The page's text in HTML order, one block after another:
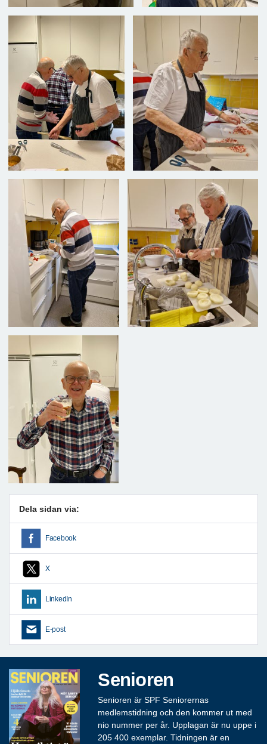
Dela sidan via:
Facebook
X
LinkedIn
E-post
Senioren
Senioren är SPF Seniorernas
medlemstidning och den kommer ut med
nio nummer per år. Upplagan är nu uppe i
205 400 exemplar. Tidningen är en